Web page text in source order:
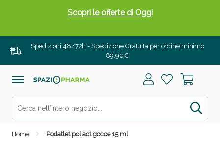
Spedizioni 48/72h - Spedizione Gratuita per ordine minimo
89,90€
Home Podatlet poliact gocce 15 ml
Scopri le offerte di Oggi